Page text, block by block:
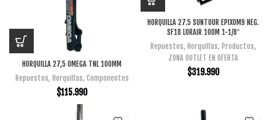
HORQUILLA 27,5 OMEGA TNL 100MM
Repuestos, Horquillas, Componentes
$115.990
HORQUILLA 27.5 SUNTOUR EPIXOM9 NEG.
SF18 LORAIR 100M 1-1/8″
Repuestos, Horquillas, Productos,
ZONA OUTLET EN OFERTA
$319.990